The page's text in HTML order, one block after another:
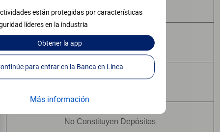
están protegidas por características
líderes en la industria
Obtenerla app
Continúe para entrar en la Banca en Línea
Más información
No Tienen Garantía Bancaria
Pueden Perder Valor
No Constituyen Depósitos